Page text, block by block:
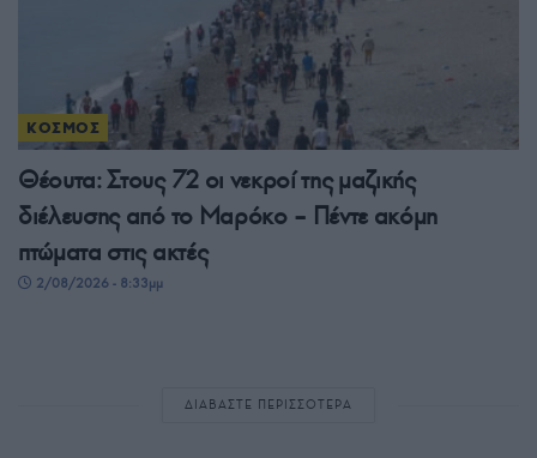
ΚΟΣΜΟΣ
Θέουτα: Στους 72 οι νεκροί της μαζικής
διέλευσης από το Μαρόκο – Πέντε ακόμη
πτώματα στις ακτές
2/08/2026 - 8:33μμ
ΔΙΑΒΑΣΤΕ ΠΕΡΙΣΣΟΤΕΡΑ